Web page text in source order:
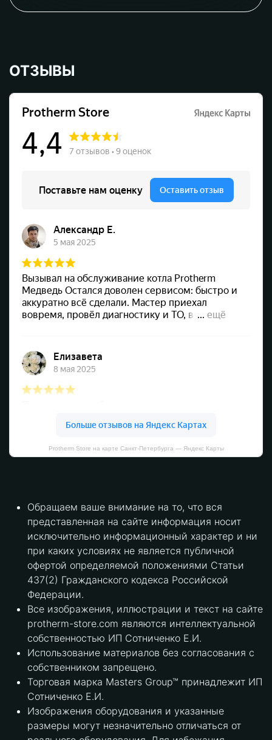
ОТЗЫВЫ
Protherm Store на карте Санкт‑Петербурга — Яндекс Карты
Обращаем ваше внимание на то, что вся
представленная на сайте информация носит
исключительно информационный характер и ни
при каких условиях не является публичной
офертой определяемой положениями Статьи
437(2) Гражданского кодекса Российской
Федерации.
Все изображения, иллюстрации и текст на сайте
protherm-store.com являются интеллектуальной
собственностью ИП Сотниченко Е.И.
Использование материалов без согласования с
собственником запрещено.
Торговая марка Masters Group™ принадлежит ИП
Сотниченко Е.И.
Изображения оборудования и указанные
размеры могут незначительно отличаться от